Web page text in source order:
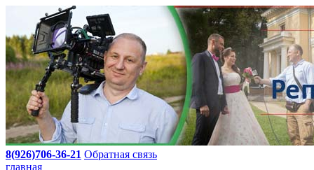
8(926)706-36-21 Обратная связь
главная